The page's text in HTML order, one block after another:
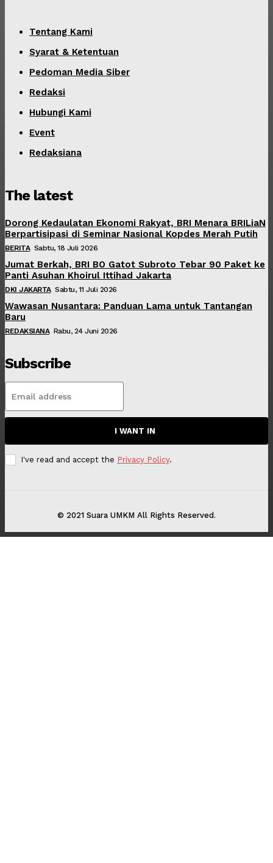
Tentang Kami
Syarat & Ketentuan
Pedoman Media Siber
Redaksi
Hubungi Kami
Event
Redaksiana
The latest
Dorong Kedaulatan Ekonomi Rakyat, BRI Menara BRILiaN
Berpartisipasi di Seminar Nasional Kopdes Merah Putih
BERITA Sabtu, 18 Juli 2026
Jumat Berkah, BRI BO Gatot Subroto Tebar 90 Paket ke
Panti Asuhan Khoirul Ittihad Jakarta
DKI JAKARTA Sabtu, 11 Juli 2026
Wawasan Nusantara: Panduan Lama untuk Tantangan
Baru
REDAKSIANA Rabu, 24 Juni 2026
Subscribe
I WANT IN
I've read and accept the Privacy Policy.
© 2021 Suara UMKM All Rights Reserved.